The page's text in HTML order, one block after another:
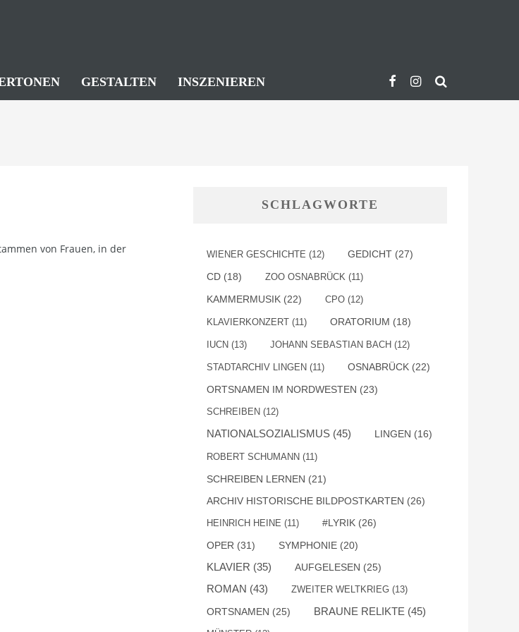
GESTALTEN INSZENIEREN
von Frauen, in der
SCHLAGWORTE
WIENER GESCHICHTE (12) GEDICHT (27)
CD (18) ZOO OSNABRÜCK (11)
KAMMERMUSIK (22) CPO (12)
KLAVIERKONZERT (11) ORATORIUM (18)
IUCN (13) JOHANN SEBASTIAN BACH (12)
STADTARCHIV LINGEN (11) OSNABRÜCK (22)
ORTSNAMEN IM NORDWESTEN (23)
SCHREIBEN (12)
NATIONALSOZIALISMUS (45) LINGEN (16)
ROBERT SCHUMANN (11)
SCHREIBEN LERNEN (21)
ARCHIV HISTORISCHE BILDPOSTKARTEN (26)
HEINRICH HEINE (11) #LYRIK (26)
OPER (31) SYMPHONIE (20)
KLAVIER (35) AUFGELESEN (25)
ROMAN (43) ZWEITER WELTKRIEG (13)
ORTSNAMEN (25) BRAUNE RELIKTE (45)